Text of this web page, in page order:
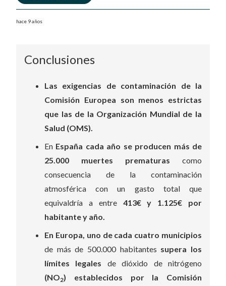
hace 9 años
Conclusiones
Las exigencias de contaminación de la
Comisión Europea son menos estrictas
que las de la Organización Mundial de la
Salud (OMS).
En España cada año se producen más de
25.000 muertes prematuras como
consecuencia de la contaminación
atmosférica con un gasto total que
equivaldría a entre 413€ y 1.125€ por
habitante y año.
En Europa, uno de cada cuatro municipios
de más de 500.000 habitantes supera los
límites legales de dióxido de nitrógeno
(NO2) establecidos por la Comisión